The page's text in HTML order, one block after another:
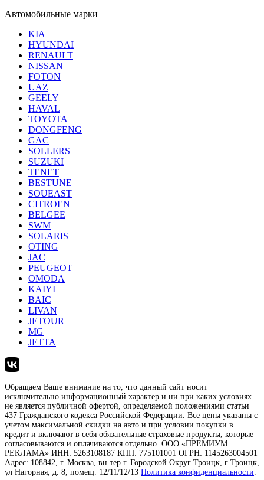
Автомобильные марки
KIA
HYUNDAI
RENAULT
NISSAN
FOTON
UAZ
GEELY
HAVAL
TOYOTA
DONGFENG
GAC
SOLLERS
SUZUKI
TENET
BESTUNE
SOUEAST
CITROEN
BELGEE
SWM
SOLARIS
OTING
JAC
PEUGEOT
OMODA
KAIYI
BAIC
LIVAN
JETOUR
MG
JETTA
Обращаем Ваше внимание на то, что данный сайт носит
исключительно информационный характер и ни при каких условиях
не является публичной офертой, определяемой положениями статьи
437 Гражданского кодекса Российской Федерации. Все цены указаны с
учетом максимальной скидки на авто и при условии покупки в
кредит и включают в себя обязательные страховые продукты, которые
согласовываются и оплачиваются отдельно. ООО «ПРЕМИУМ
РЕКЛАМА» ИНН: 5263108187 КПП: 775101001 ОГРН: 1145263004501
Адрес: 108842, г. Москва, вн.тер.г. Городской Округ Троицк, г Троицк,
ул Нагорная, д. 8, помещ. 12/11/12/13 Политика конфиденциальности.